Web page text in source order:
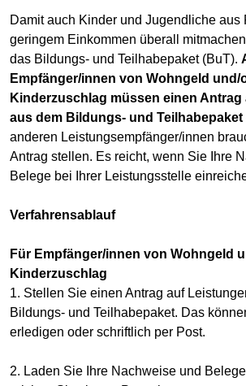
Damit auch Kinder und Jugendliche aus
geringem Einkommen überall
das Bildungs- und Teilhabepaket (BuT).
Empfänger/innen von Wohngeld und/
Kinderzuschlag müssen einen
aus dem Bildungs- und Teilhabepaket
anderen Leistungsempfänger/innen
Antrag stellen. Es reicht, wenn Sie Ihre
Belege bei Ihrer Leistungsstelle
Verfahrensablauf
Für Empfänger/innen von Wohngeld
Kinderzuschlag
1. Stellen Sie einen Antrag auf
Bildungs- und Teilhabepaket. Das
erledigen oder schriftlich per Post.
2. Laden Sie Ihre Nachweise und